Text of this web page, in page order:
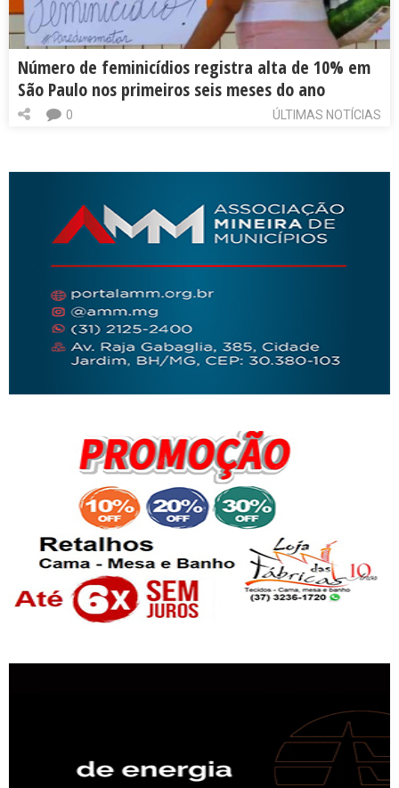
Número de feminicídios registra alta de 10% em
São Paulo nos primeiros seis meses do ano
ÚLTIMAS NOTÍCIAS
0